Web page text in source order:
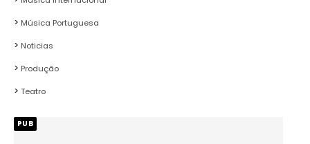
Música Portuguesa
Noticias
Produção
Teatro
PUB